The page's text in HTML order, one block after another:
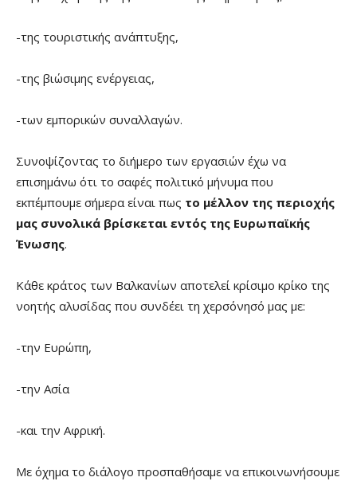
-της τουριστικής ανάπτυξης,
-της βιώσιμης ενέργειας,
-των εμπορικών συναλλαγών.
Συνοψίζοντας το διήμερο των εργασιών έχω να
επισημάνω ότι το σαφές πολιτικό μήνυμα που
εκπέμπουμε σήμερα είναι πως το μέλλον της περιοχής
μας συνολικά βρίσκεται εντός της Ευρωπαϊκής
Ένωσης.
Κάθε κράτος των Βαλκανίων αποτελεί κρίσιμο κρίκο της
νοητής αλυσίδας που συνδέει τη χερσόνησό μας με:
-την Ευρώπη,
-την Ασία
-και την Αφρική.
Με όχημα το διάλογο προσπαθήσαμε να επικοινωνήσουμε